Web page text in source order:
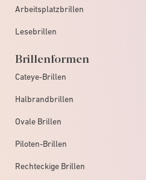
Arbeitsplatzbrillen
Lesebrillen
Brillenformen
Cateye-Brillen
Halbrandbrillen
Ovale Brillen
Piloten-Brillen
Rechteckige Brillen